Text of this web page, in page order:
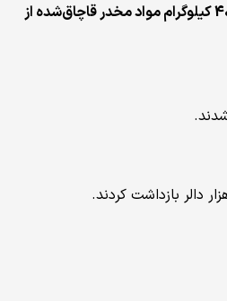
سرویس امنیت دولتی ازبیکستان صبح امروز اعلام کرد که نیروهای این کشور در دو عملیات جداگانه، دو شهروند افغانستان را به اتهام فروش مواد مخدر بازداشت و نزدیک به 40 کیلوگرام مواد مخدر قاچاق‌شده از